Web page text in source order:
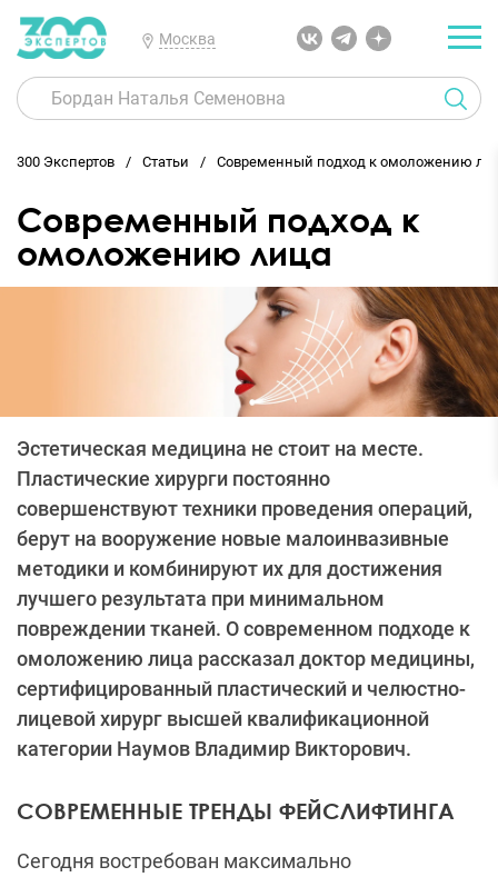
Москва
300 Экспертов Статьи Современный подход к омоложению
Современный подход к
омоложению лица
Эстетическая медицина не стоит на месте.
Пластические хирурги постоянно
совершенствуют техники проведения операций,
берут на вооружение новые малоинвазивные
методики и комбинируют их для достижения
лучшего результата при минимальном
повреждении тканей. О современном подходе к
омоложению лица рассказал доктор медицины,
сертифицированный пластический и челюстно-
лицевой хирург высшей квалификационной
категории Наумов Владимир Викторович.
СОВРЕМЕННЫЕ ТРЕНДЫ ФЕЙСЛИФТИНГА
Сегодня востребован максимально